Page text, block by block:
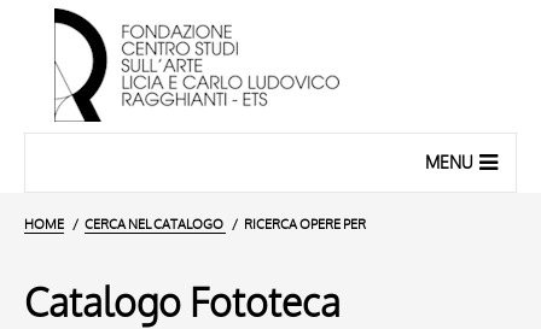
MENU
HOME CERCA NEL CATALOGO RICERCA OPERE PER
Catalogo Fototeca